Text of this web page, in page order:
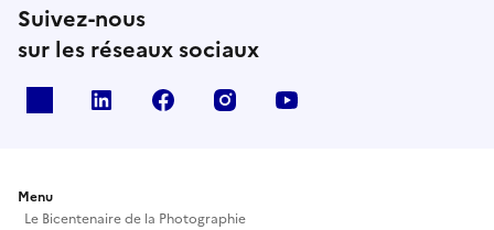
Suivez-nous
sur les réseaux sociaux
Linkedin Facebook Instagram
Menu
Le Bicentenaire de la Photographie